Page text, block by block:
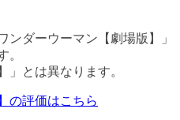
ダーウーマン【劇場版】」
。
」とは異なります。
の評価はこちら